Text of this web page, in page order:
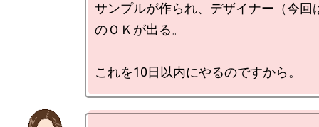
サンプルが作られ、デザイナー（今回
のＯＫが出る。